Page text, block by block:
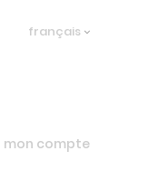
français
mon compte